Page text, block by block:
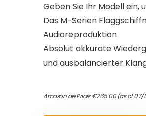
Geben Sie Ihr Modell ein,
Das M-Serien
Audioreproduktion
Absolut akkurate
und ausbalancierter
Amazon.de Price:€265.00(as of 07/